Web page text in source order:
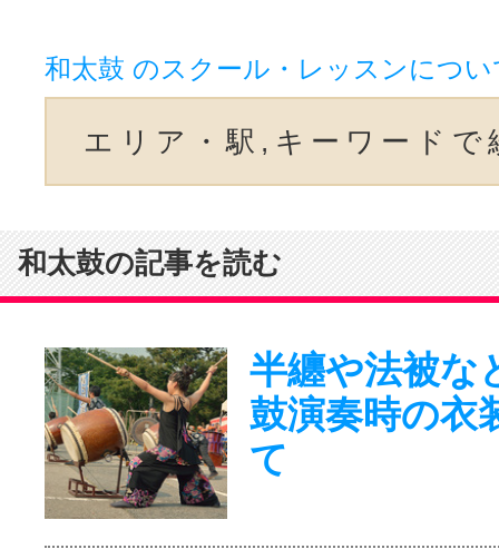
和太鼓 のスクール・レッスンにつ
エリア・駅,キーワードで
和太鼓の記事を読む
半纏や法被な
鼓演奏時の衣
て